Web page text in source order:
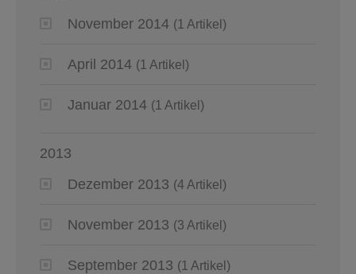
November 2014 (1 Artikel)
April 2014 (1 Artikel)
Januar 2014 (1 Artikel)
2013
Dezember 2013 (4 Artikel)
November 2013 (3 Artikel)
September 2013 (1 Artikel)